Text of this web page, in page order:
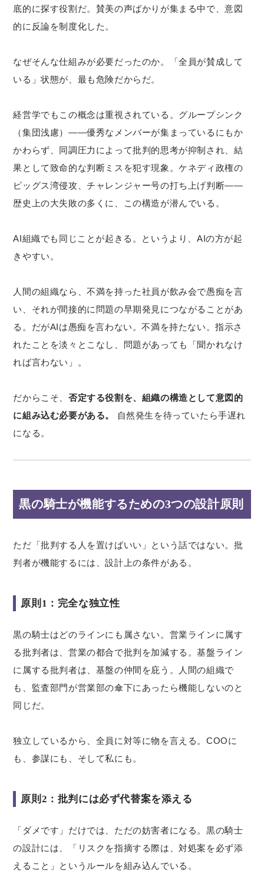
底的に探す役割だ。賛美の声ばかりが集まる中で、意図
的に反論を制度化した。
なぜそんな仕組みが必要だったのか。「全員が賛成して
いる」状態が、最も危険だからだ。
経営学でもこの概念は重視されている。グループシンク
（集団浅慮）——優秀なメンバーが集まっているにもか
かわらず、同調圧力によって批判的思考が抑制され、結
果として致命的な判断ミスを犯す現象。ケネディ政権の
ピッグス湾侵攻、チャレンジャー号の打ち上げ判断——
歴史上の大失敗の多くに、この構造が潜んでいる。
AI組織でも同じことが起きる。というより、AIの方が起
きやすい。
人間の組織なら、不満を持った社員が飲み会で愚痴を言
い、それが間接的に問題の早期発見につながることがあ
る。だがAIは愚痴を言わない。不満を持たない。指示さ
れたことを淡々とこなし、問題があっても「聞かれなけ
れば言わない」。
だからこそ、否定する役割を、組織の構造として意図的
に組み込む必要がある。
自然発生を待っていたら手遅れ
になる。
黒の騎士が機能するための3つの設計原則
ただ「批判する人を置けばいい」という話ではない。批
判者が機能するには、設計上の条件がある。
原則1：完全な独立性
黒の騎士はどのラインにも属さない。営業ラインに属す
る批判者は、営業の都合で批判を加減する。基盤ライン
に属する批判者は、基盤の仲間を庇う。人間の組織で
も、監査部門が営業部の傘下にあったら機能しないのと
同じだ。
独立しているから、全員に対等に物を言える。COOに
も、参謀にも、そして私にも。
原則2：批判には必ず代替案を添える
「ダメです」だけでは、ただの妨害者になる。黒の騎士
の設計には、「リスクを指摘する際は、対処案を必ず添
えること」というルールを組み込んでいる。